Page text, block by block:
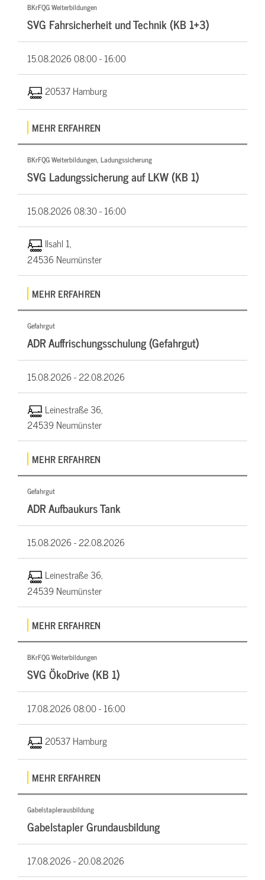
BKrFQG Weiterbildungen
SVG Fahrsicherheit und Technik (KB 1+3)
15.08.202608:00 - 16:00
20537 Hamburg
MEHR ERFAHREN
BKrFQG Weiterbildungen, Ladungssicherung
SVG Ladungssicherung auf LKW (KB 1)
15.08.202608:30 - 16:00
Ilsahl 1,
24536 Neumünster
MEHR ERFAHREN
Gefahrgut
ADR Auffrischungsschulung (Gefahrgut)
15.08.2026 -22.08.2026
Leinestraße 36,
24539 Neumünster
MEHR ERFAHREN
Gefahrgut
ADR Aufbaukurs Tank
15.08.2026 -22.08.2026
Leinestraße 36,
24539 Neumünster
MEHR ERFAHREN
BKrFQG Weiterbildungen
SVG ÖkoDrive (KB 1)
17.08.202608:00 - 16:00
20537 Hamburg
MEHR ERFAHREN
Gabelstaplerausbildung
Gabelstapler Grundausbildung
17.08.2026 -20.08.2026